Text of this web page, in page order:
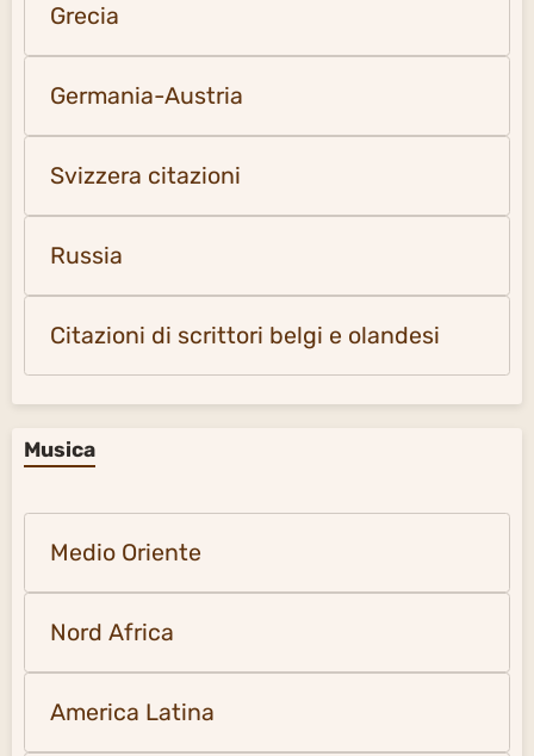
Grecia
Germania-Austria
Svizzera citazioni
Russia
Citazioni di scrittori belgi e olandesi
Musica
Medio Oriente
Nord Africa
America Latina